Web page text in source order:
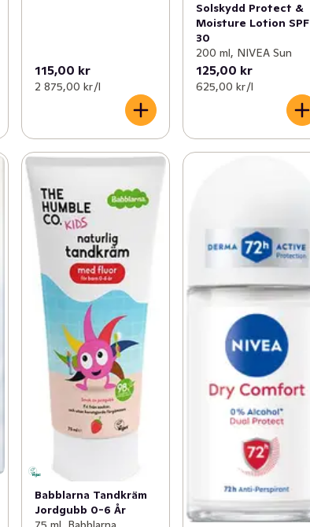
115,00 kr
2 875,00 kr /l
Solskydd Protect &
Moisture Lotion SPF
30
200 ml, NIVEA Sun
125,00 kr
625,00 kr /l
Babblarna Tandkräm
Jordgubb 0-6 År